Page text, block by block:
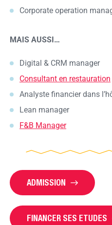
Corporate operation
MAIS AUSSI…
Digital & CRM manager
Consultant en restauration
Analyste financier dans
Lean manager
F&B Manager
ADMISSION
FINANCER SES ETUDES